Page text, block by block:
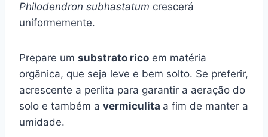
Philodendron subhastatum crescerá
uniformemente.
Prepare um substrato rico em matéria
orgânica, que seja leve e bem solto. Se preferir,
acrescente a perlita para garantir a aeração do
solo e também a vermiculita a fim de manter a
umidade.